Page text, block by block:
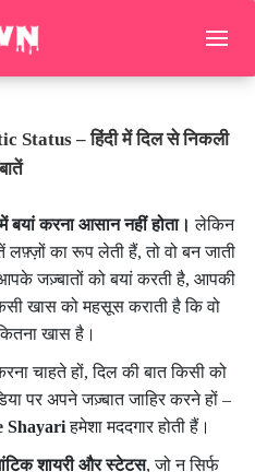
– हिंदी में दिल से निकली
बातें
बयां करना आसान नहीं होता। लेकिन
लफ़्ज़ों का रूप लेती हैं, तो वो बन जाती
आपके जज़्बातों को बयां करती है, आपकी
खास को महसूस कराती है कि वो
खास है।
चाहते हों, दिल की बात किसी को
पर अपने जज़्बात जाहिर करने हों –
Shayariहमेशा मददगार होती हैं।
शायरी और स्टेटस, जो न सिर्फ